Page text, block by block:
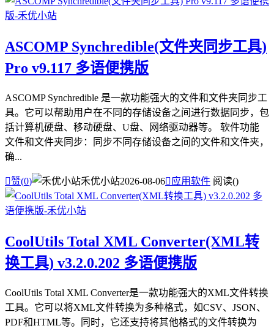
ASCOMP Synchredible(文件夹同步工具)
Pro v9.117 多语便携版
ASCOMP Synchredible 是一款功能强大的文件和文件夹同步工
具。它可以帮助用户在不同的存储设备之间进行数据同步，包
括计算机硬盘、移动硬盘、U盘、网络驱动器等。 软件功能
文件和文件夹同步：同步不同存储设备之间的文件和文件夹，
确...
赞(0) 禾优小站2026-08-06应用软件 阅读()
CoolUtils Total XML Converter(XML转
换工具) v3.2.0.202 多语便携版
CoolUtils Total XML Converter是一款功能强大的XML文件转换
工具。它可以将XML文件转换为多种格式，如CSV、JSON、
PDF和HTML等。同时，它还支持将其他格式的文件转换为